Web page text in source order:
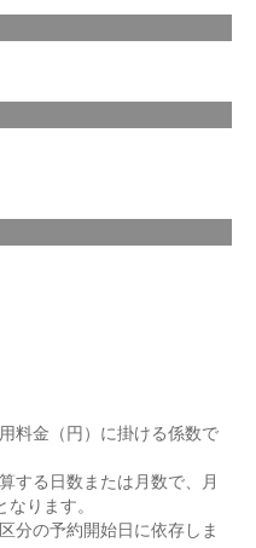
料金（円）に掛ける係数で
する日数または月数で、月
ります。
分の予約開始日に依存しま